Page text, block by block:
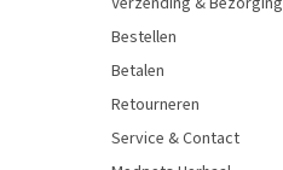
Bestellen
Betalen
Retourneren
Service & Contact